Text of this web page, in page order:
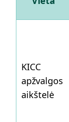
KICC
apžvalgos
aikštelė